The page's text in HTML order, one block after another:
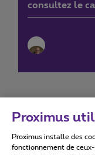
consultez le
Conditions
Proximus
Proximus installe des
fonctionnement de